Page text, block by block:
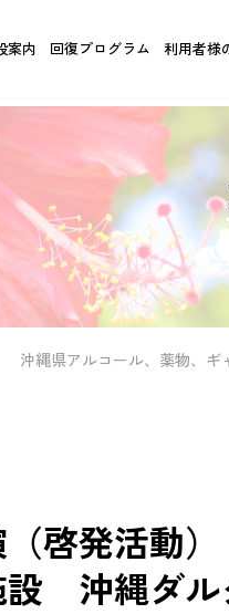
案内 回復プログラム 利用者様
沖縄県アルコール、薬物、
啓発活動
設 沖縄ダル